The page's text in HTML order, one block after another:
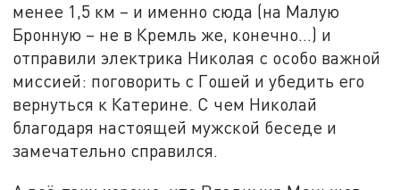
менее 1,5 км – и именно сюда (на Малую
Бронную – не в Кремль же, конечно…) и
отправили электрика Николая с особо важной
миссией: поговорить с Гошей и убедить его
вернуться к Катерине. С чем Николай
благодаря настоящей мужской беседе и
замечательно справился.